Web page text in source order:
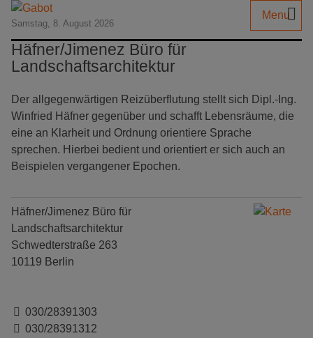
Samstag, 8. August 2026
Menu
Häfner/Jimenez Büro für
Landschaftsarchitektur
Der allgegenwärtigen Reizüberflutung stellt sich Dipl.-Ing.
Winfried Häfner gegenüber und schafft Lebensräume, die
eine an Klarheit und Ordnung orientiere Sprache
sprechen. Hierbei bedient und orientiert er sich auch an
Beispielen vergangener Epochen.
Häfner/Jimenez Büro für
Landschaftsarchitektur
Schwedterstraße 263
10119 Berlin
030/28391303
030/28391312